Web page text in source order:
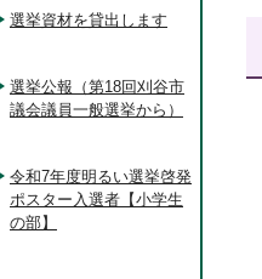
選挙資材を貸出します
選挙公報（第18回刈谷市
議会議員一般選挙から）
令和7年度明るい選挙啓発
ポスター入選者【小学生
の部】